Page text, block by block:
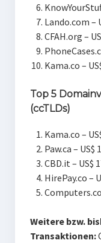
Lando.com –
CFAH.org –
Kama.co –
Top 5
(ccTLDs)
Kama.co –
Paw.ca – US$
CBD.it – US$
HirePay.co –
Weitere bzw.
Transaktionen: